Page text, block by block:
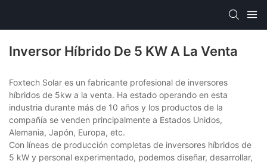
Inversor Híbrido De 5 KW A La Venta
Foxtech Solar es un fabricante profesional de inversores
híbridos de 5kw a la venta. Ha estado operando en esta
industria durante más de 10 años y los productos de la
compañía se venden principalmente a Estados Unidos,
Alemania, Japón, Europa, etc.
Con líneas de producción completas de inversores híbridos de
5 kW y personal experimentado, podemos diseñar, desarrollar,